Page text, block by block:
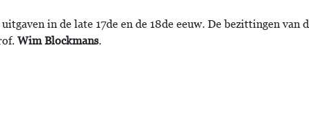
in de late 17de en de 18de eeuw. De bezittingen van
Wim Blockmans.